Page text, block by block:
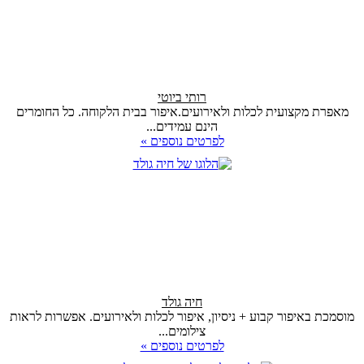
רותי ביוטי
מאפרת מקצועית לכלות ולאירועים.איפור בבית הלקוחה. כל החומרים
הינם עמידים...
לפרטים נוספים »
חיה גולד
מוסמכת באיפור קבוע + ניסיון, איפור לכלות ולאירועים. אפשרות לראות
צילומים...
לפרטים נוספים »